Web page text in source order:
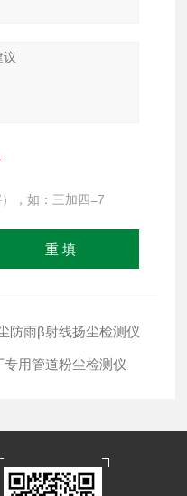
，如：三加四=7
防雨β射线扬尘检测仪
用管道粉尘检测仪